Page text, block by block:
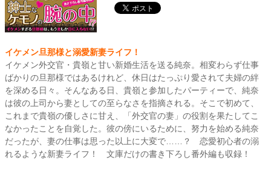
イケメン旦那様と溺愛新妻ライフ！
イケメン外交官・貴嶺と甘い新婚生活を送る純奈。相変わらず仕事
ばかりの旦那様ではあるけれど、休日はたっぷり愛されて夫婦の絆
を深める日々。そんなある日、貴嶺と参加したパーティーで、純奈
は彼の上司から妻としての至らなさを指摘される。そこで初めて、
これまで貴嶺の優しさに甘え、「外交官の妻」の役割を果たしてこ
なかったことを自覚した。彼の傍にいるために、努力を始める純奈
だったが、妻の仕事は思った以上に大変で……？ 恋愛初心者の溺
れるような新妻ライフ！ 文庫だけの書き下ろし番外編も収録！